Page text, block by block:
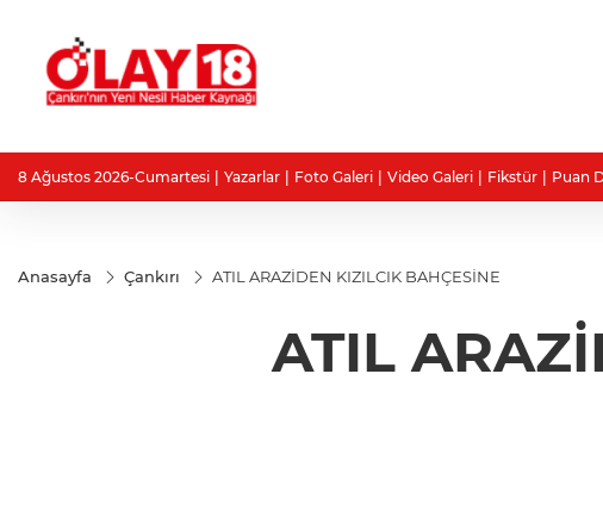
8 Ağustos 2026-Cumartesi Yazarlar Foto Galeri Video Galeri Fikstür Puan
Anasayfa Çankırı ATIL ARAZİDEN KIZILCIK BAHÇESİNE
ATIL